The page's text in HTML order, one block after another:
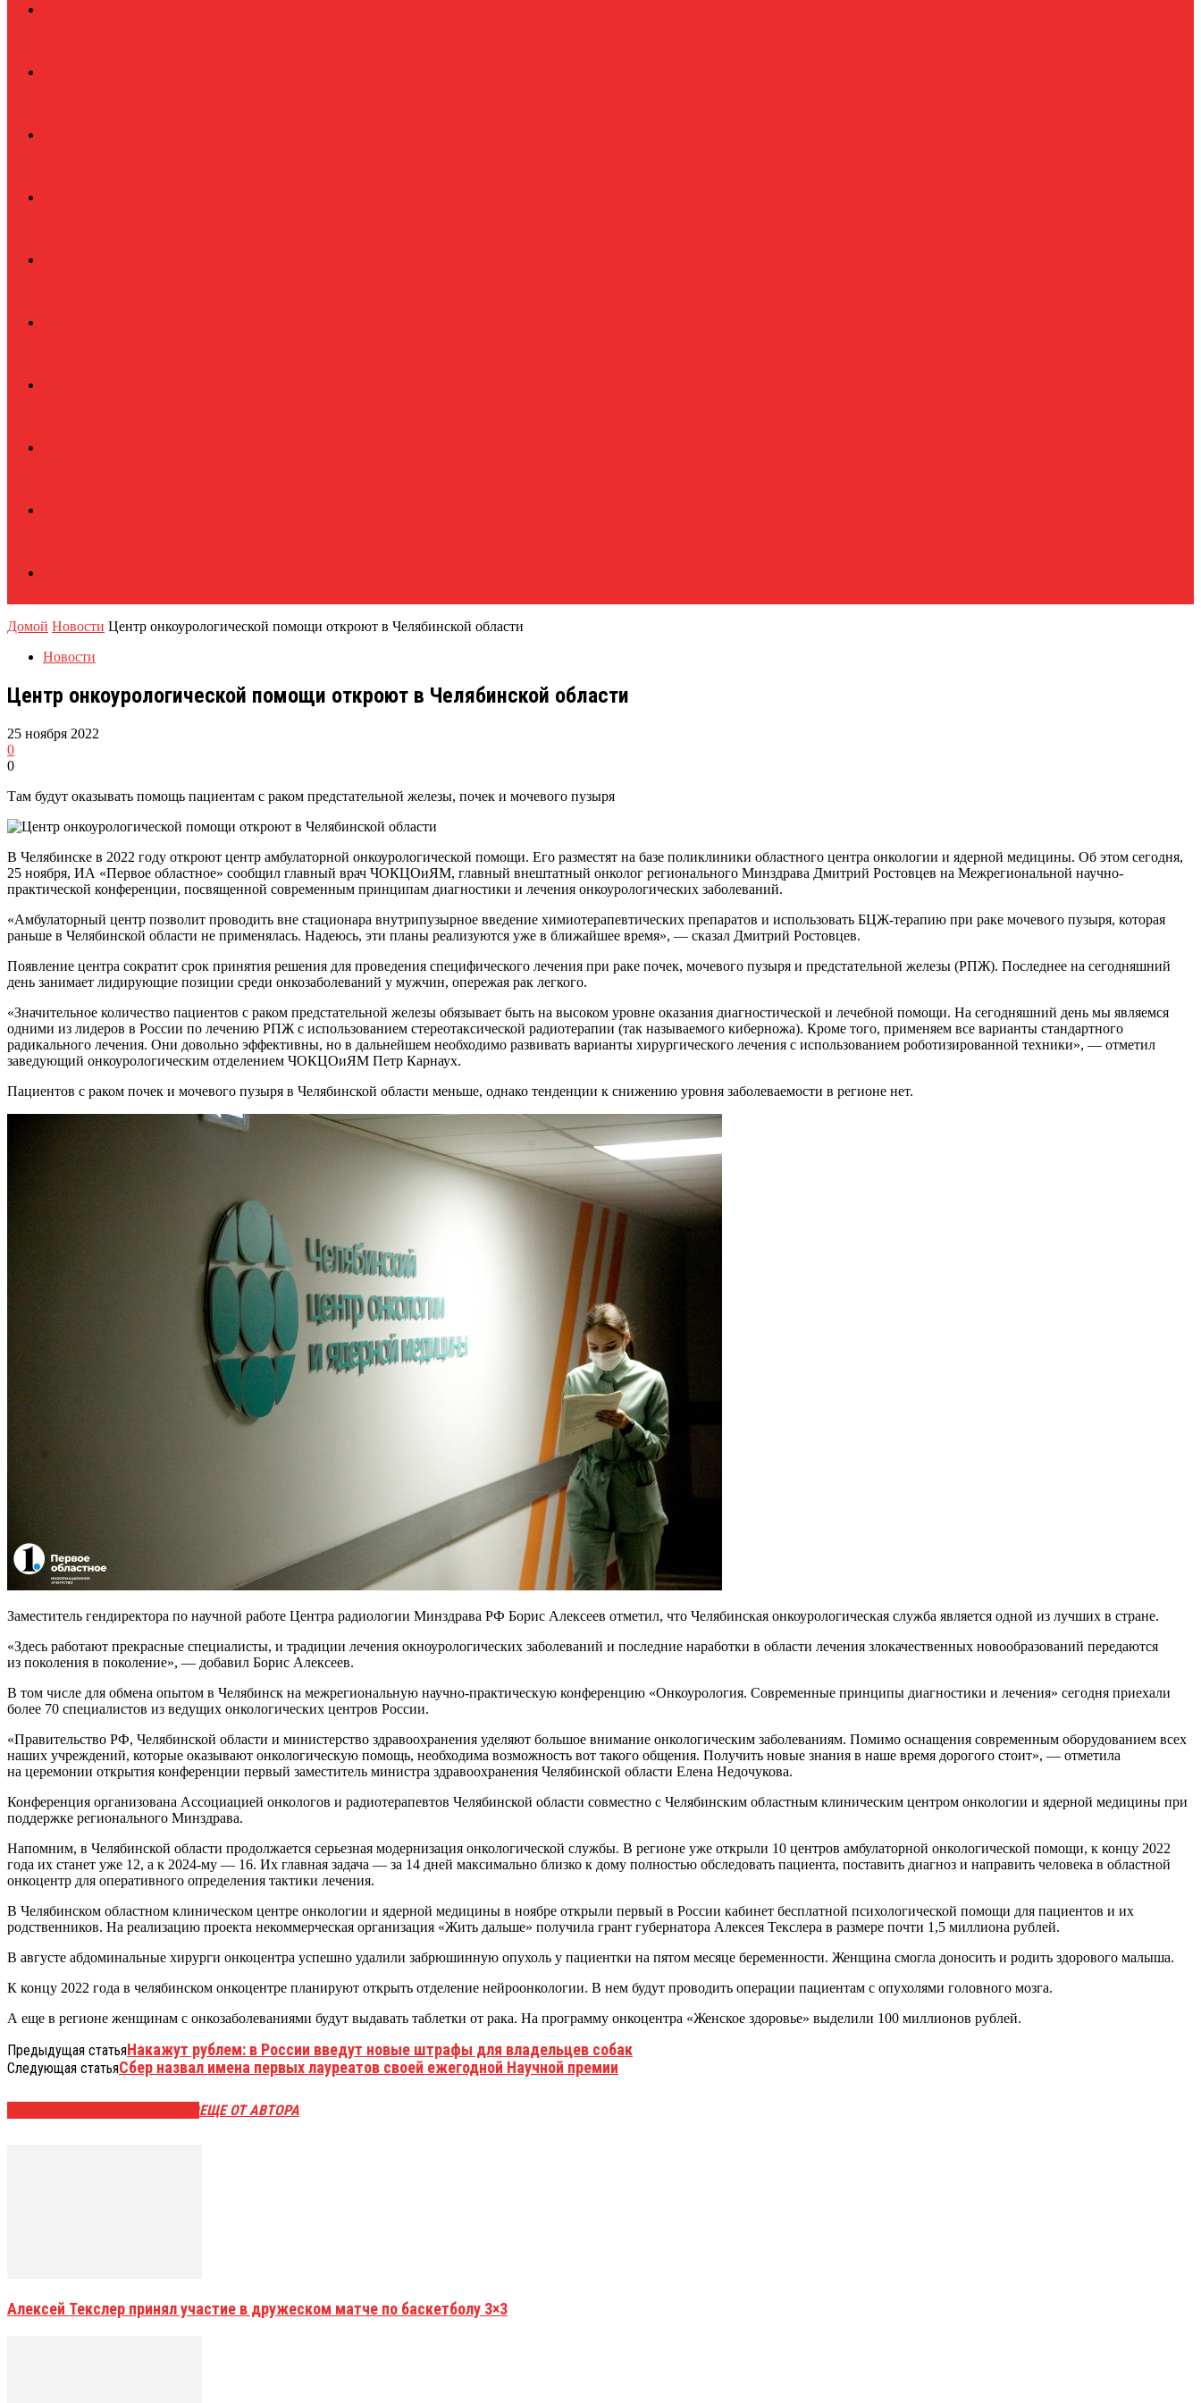
Домой Новости Центр онкоурологической помощи откроют в Челябинской области
Новости
Центр онкоурологической помощи откроют в Челябинской области
25 ноября 2022
0
0
Там будут оказывать помощь пациентам с раком предстательной железы, почек и мочевого пузыря
В Челябинске в 2022 году откроют центр амбулаторной онкоурологической помощи. Его разместят на базе поликлиники областного центра онкологии и ядерной медицины. Об этом сегодня,
25 ноября, ИА «Первое областное» сообщил главный врач ЧОКЦОиЯМ, главный внештатный онколог регионального Минздрава Дмитрий Ростовцев на Межрегиональной научно-
практической конференции, посвященной современным принципам диагностики и лечения онкоурологических заболеваний.
«Амбулаторный центр позволит проводить вне стационара внутрипузырное введение химиотерапевтических препаратов и использовать БЦЖ-терапию при раке мочевого пузыря, которая
раньше в Челябинской области не применялась. Надеюсь, эти планы реализуются уже в ближайшее время», — сказал Дмитрий Ростовцев.
Появление центра сократит срок принятия решения для проведения специфического лечения при раке почек, мочевого пузыря и предстательной железы (РПЖ). Последнее на сегодняшний
день занимает лидирующие позиции среди онкозаболеваний у мужчин, опережая рак легкого.
«Значительное количество пациентов с раком предстательной железы обязывает быть на высоком уровне оказания диагностической и лечебной помощи. На сегодняшний день мы являемся
одними из лидеров в России по лечению РПЖ с использованием стереотаксической радиотерапии (так называемого киберножа). Кроме того, применяем все варианты стандартного
радикального лечения. Они довольно эффективны, но в дальнейшем необходимо развивать варианты хирургического лечения с использованием роботизированной техники», — отметил
заведующий онкоурологическим отделением ЧОКЦОиЯМ Петр Карнаух.
Пациентов с раком почек и мочевого пузыря в Челябинской области меньше, однако тенденции к снижению уровня заболеваемости в регионе нет.
Заместитель гендиректора по научной работе Центра радиологии Минздрава РФ Борис Алексеев отметил, что Челябинская онкоурологическая служба является одной из лучших в стране.
«Здесь работают прекрасные специалисты, и традиции лечения окноурологических заболеваний и последние наработки в области лечения злокачественных новообразований передаются
из поколения в поколение», — добавил Борис Алексеев.
В том числе для обмена опытом в Челябинск на межрегиональную научно-практическую конференцию «Онкоурология. Современные принципы диагностики и лечения» сегодня приехали
более 70 специалистов из ведущих онкологических центров России.
«Правительство РФ, Челябинской области и министерство здравоохранения уделяют большое внимание онкологическим заболеваниям. Помимо оснащения современным оборудованием всех
наших учреждений, которые оказывают онкологическую помощь, необходима возможность вот такого общения. Получить новые знания в наше время дорогого стоит», — отметила
на церемонии открытия конференции первый заместитель министра здравоохранения Челябинской области Елена Недочукова.
Конференция организована Ассоциацией онкологов и радиотерапевтов Челябинской области совместно с Челябинским областным клиническим центром онкологии и ядерной медицины при
поддержке регионального Минздрава.
Напомним, в Челябинской области продолжается серьезная модернизация онкологической службы. В регионе уже открыли 10 центров амбулаторной онкологической помощи, к концу 2022
года их станет уже 12, а к 2024-му — 16. Их главная задача — за 14 дней максимально близко к дому полностью обследовать пациента, поставить диагноз и направить человека в областной
онкоцентр для оперативного определения тактики лечения.
В Челябинском областном клиническом центре онкологии и ядерной медицины в ноябре открыли первый в России кабинет бесплатной психологической помощи для пациентов и их
родственников. На реализацию проекта некоммерческая организация «Жить дальше» получила грант губернатора Алексея Текслера в размере почти 1,5 миллиона рублей.
В августе абдоминальные хирурги онкоцентра успешно удалили забрюшинную опухоль у пациентки на пятом месяце беременности. Женщина смогла доносить и родить здорового малыша.
К концу 2022 года в челябинском онкоцентре планируют открыть отделение нейроонкологии. В нем будут проводить операции пациентам с опухолями головного мозга.
А еще в регионе женщинам с онкозаболеваниями будут выдавать таблетки от рака. На программу онкоцентра «Женское здоровье» выделили 100 миллионов рублей.
Предыдущая статьяНакажут рублем: в России введут новые штрафы для владельцев собак
Следующая статьяСбер назвал имена первых лауреатов своей ежегодной Научной премии
ЕЩЕ ОТ АВТОРА
Алексей Текслер принял участие в дружеском матче по баскетболу 3×3